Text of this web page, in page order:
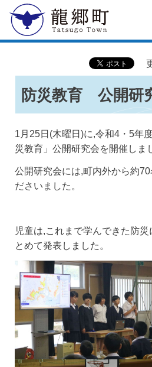
龍郷町
防災教育 公開研
1月25日(木曜日)に,令和4・5年
災教育」公開研究会を開催しま
公開研究会には,町内外から約
ださいました。
児童は,これまで学んできた防
とめて発表しました。